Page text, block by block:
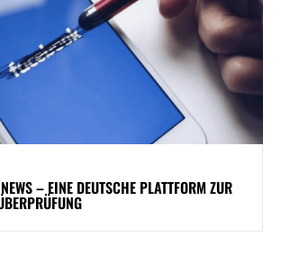
– EINE DEUTSCHE PLATTFORM ZUR